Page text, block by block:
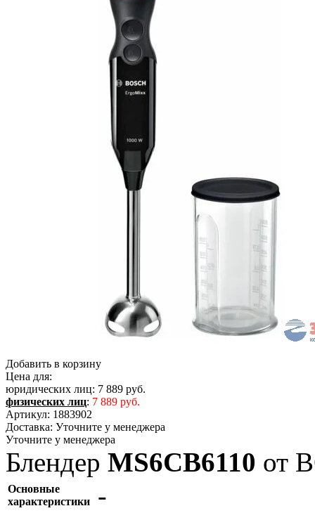
Добавить в корзину
Цена для:
юридических лиц: 7 889 руб.
физических лиц: 7 889 руб.
Артикул: 1883902
Доставка: Уточните у менеджера
Уточните у менеджера
Блендер MS6CB6110 от
Основные
характеристики
-